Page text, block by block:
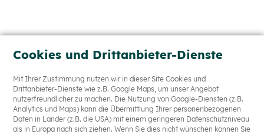
Cookies und Drittanbieter-Dienste
Mit Ihrer Zustimmung nutzen wir in dieser Site Cookies und
Drittanbieter-Dienste wie z.B. Google Maps, um unser Angebot
nutzerfreundlicher zu machen. Die Nutzung von Google-Diensten (z.B.
Analytics und Maps) kann die Übermittlung Ihrer personenbezogenen
Daten in Länder (z.B. die USA) mit einem geringeren Datenschutzniveau
als in Europa nach sich ziehen. Wenn Sie dies nicht wünschen können Sie